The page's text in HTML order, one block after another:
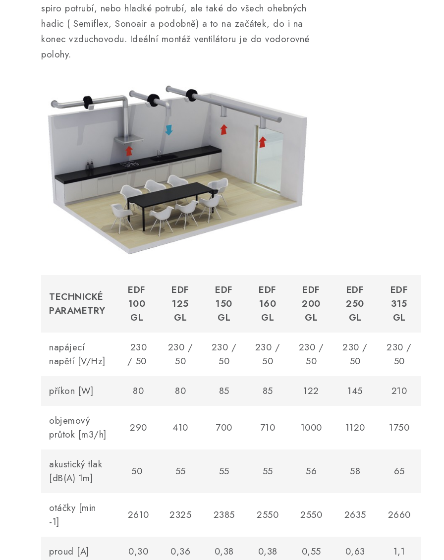
spiro potrubí, nebo hladké potrubí, ale také do všech ohebných
hadic ( Semiflex, Sonoair a podobně) a to na začátek, do i na
konec vzduchovodu. Ideální montáž ventilátoru je do vodorovné
polohy.
TECHNICKÉ
PARAMETRY
EDF
100
GL
EDF
125
GL
EDF
150
GL
EDF
160
GL
EDF
200
GL
EDF
250
GL
EDF
315
GL
napájecí
napětí [V/Hz]
230
/ 50
230 /
50
230 /
50
230 /
50
230 /
50
230 /
50
230 /
50
příkon [W] 80 80 85 85 122 145 210
objemový
průtok [m3/h]
290 410 700 710 1000 1120 1750
akustický tlak
[dB(A) 1m]
50 55 55 55 56 58 65
otáčky [min
-1]
2610 2325 2385 2550 2550 2635 2660
proud [A] 0,30 0,36 0,38 0,38 0,55 0,63 1,1